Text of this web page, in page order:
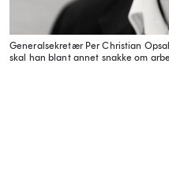
Generalsekretær Per Christian
skal han blant annet snakke om